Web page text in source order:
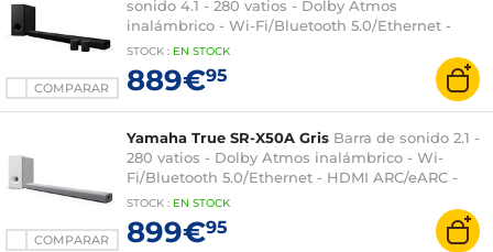
COMPARAR
sonido 4.1 - 280 vatios - Dolby Atmos
inalámbrico - Wi-Fi/Bluetooth 5.0/Ethernet -
HDMI ARC/eARC - Compatible con Alexa, Tidal,
Spotify Connect, AirPlay2 - Subwoofer
inalámbrico + 2 altavoces inalámbricos True X
STOCK : EN STOCK
889€95
COMPARAR
Yamaha True SR-X50A Gris Barra de sonido 2.1 -
280 vatios - Dolby Atmos inalámbrico - Wi-
Fi/Bluetooth 5.0/Ethernet - HDMI ARC/eARC -
Compatible con Alexa, Tidal, Spotify Connect,
AirPlay2 - Subwoofer inalámbrico
STOCK : EN STOCK
899€95